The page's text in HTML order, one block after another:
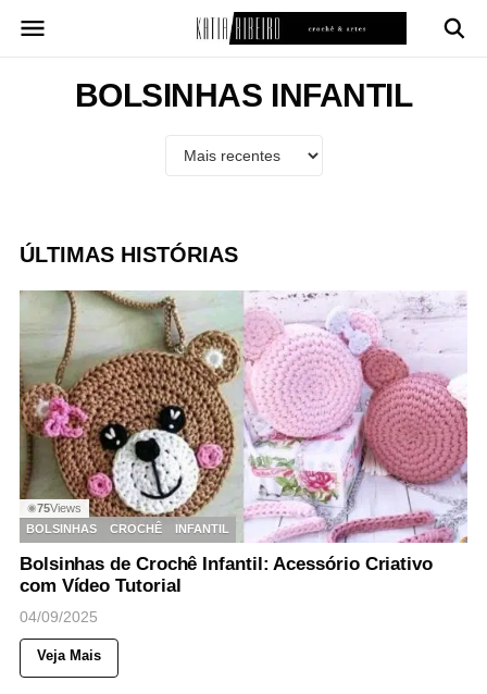
para
BOLSINHAS INFANTIL
ÚLTIMAS HISTÓRIAS
◉75Views
BOLSINHAS
CROCHÊ INFANTIL
Bolsinhas de Crochê Infantil: Acessório Criativo
com Vídeo Tutorial
04/09/2025
Veja Mais